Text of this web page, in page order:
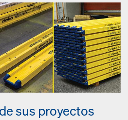
sus proyectos